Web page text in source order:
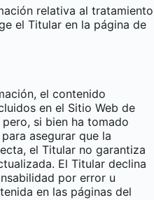
relativa al tratamiento
el Titular en la página de
el contenido
en el Sitio Web de
si bien ha tomado
asegurar que la
el Titular no garantiza
El Titular declina
por error u
en las páginas del